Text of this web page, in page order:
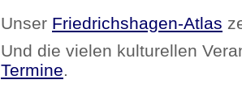
Unser Friedrichshagen-Atlas
Und die vielen kulturellen
Termine.